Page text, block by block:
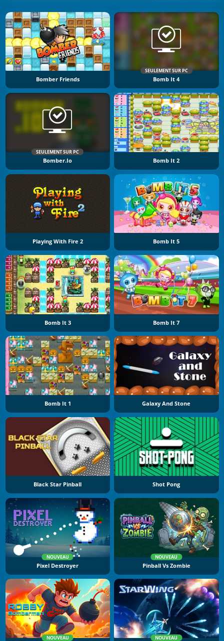
Bomber Friends
SEULEMENT SUR PC
Bomb It 4
SEULEMENT SUR PC
Bomber.io Bomb It 2
Playing With Fire 2 Bomb It 5
Bomb It 3 Bomb It 7
Bomb It 1 Galaxy And Stone
Black Star Pinball Shot Pong
NOUVEAU
Pixel Destroyer
NOUVEAU
Pinball Vs Zombie
NOUVEAU NOUVEAU